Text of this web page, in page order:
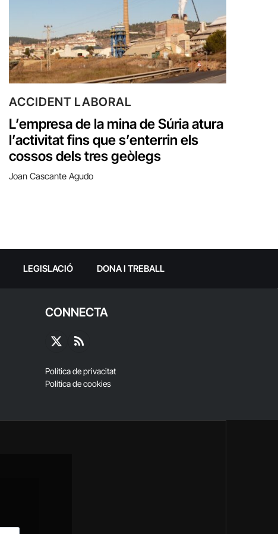
ACCIDENT LABORAL
L’empresa de la mina de Súria atura
l’activitat fins que s’enterrin els
cossos dels tres geòlegs
Joan Cascante Agudo
LEGISLACIÓ DONA I TREBALL
CONNECTA
X
RSS
Política de privacitat
Política de cookies